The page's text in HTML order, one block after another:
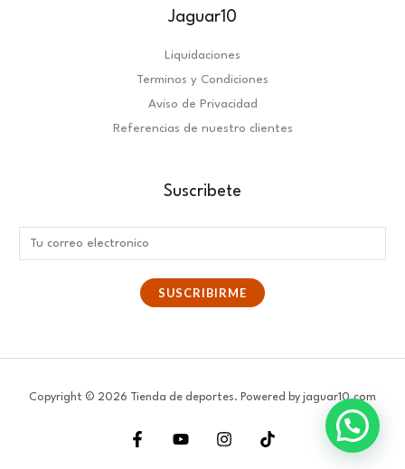
Jaguar10
Liquidaciones
Terminos y Condiciones
Aviso de Privacidad
Referencias de nuestro clientes
Suscribete
m
*
SUSCRIBIRME
Copyright © 2026 Tienda de deportes. Powered by jaguar10.com